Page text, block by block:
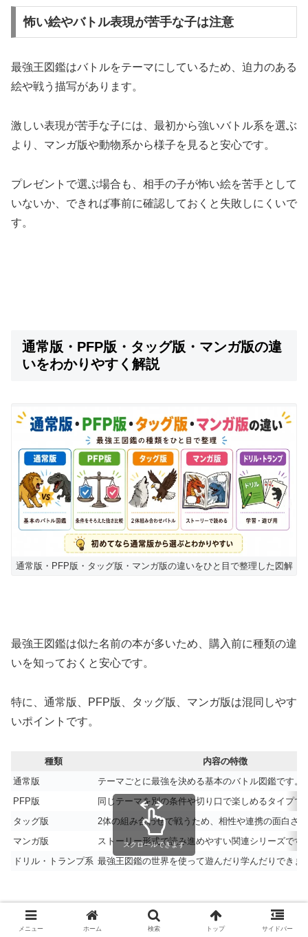
怖い絵やバトル表現が苦手な子は注意
最強王図鑑はバトルをテーマにしているため、迫力のある
絵や戦う描写があります。
激しい表現が苦手な子には、最初から強いバトル系を選ぶ
より、マンガ版や動物系から様子を見ると安心です。
プレゼントで選ぶ場合も、相手の子が怖い絵を苦手として
いないか、できれば事前に確認しておくと失敗しにくいで
す。
通常版・PFP版・タッグ版・マンガ版の違
いをわかりやすく解説
通常版・PFP版・タッグ版・マンガ版の違いをひと目で整理した図解
最強王図鑑は似た名前の本が多いため、購入前に種類の違
いを知っておくと安心です。
特に、通常版、PFP版、タッグ版、マンガ版は混同しやす
いポイントです。
種類
内容の特徴
通常版
テーマごとに最強を決める基本のバトル図鑑です。
PFP版
同じテーマを別の条件や切り口で楽しめるタイプで
タッグ版
2体の組み合わせで戦うため、相性や連携の面白さ
マンガ版
ストーリー形式で読み進めやすい関連シリーズです
ドリル・トランプ系 最強王図鑑の世界を使って遊んだり学んだりできま
スクロールできます
メニュー ホーム 検索 トップ サイドバー